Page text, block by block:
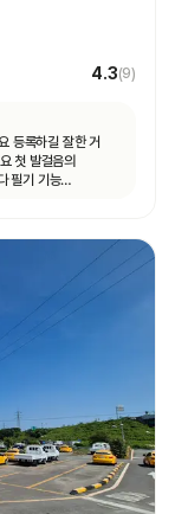
4.3(9)
등록하길 잘한 거
첫 발걸음의
필기 기능